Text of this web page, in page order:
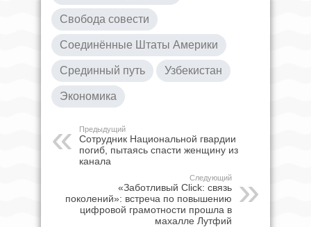
Свобода совести
Соединённые Штаты Америки
Срединный путь Узбекистан
Экономика
Предыдущий
Сотрудник Национальной гвардии
погиб, пытаясь спасти женщину из
канала
Следующий
«Заботливый Click: связь
поколений»: встреча по повышению
цифровой грамотности прошла в
махалле Лутфий